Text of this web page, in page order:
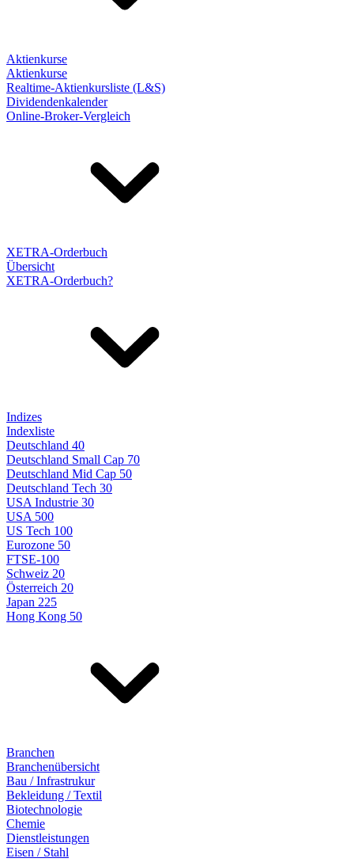
Aktienkurse
Aktienkurse
Realtime-Aktienkursliste (L&S)
Dividendenkalender
Online-Broker-Vergleich
XETRA-Orderbuch
Übersicht
XETRA-Orderbuch?
Indizes
Indexliste
Deutschland 40
Deutschland Small Cap 70
Deutschland Mid Cap 50
Deutschland Tech 30
USA Industrie 30
USA 500
US Tech 100
Eurozone 50
FTSE-100
Schweiz 20
Österreich 20
Japan 225
Hong Kong 50
Branchen
Branchenübersicht
Bau / Infrastrukur
Bekleidung / Textil
Biotechnologie
Chemie
Dienstleistungen
Eisen / Stahl